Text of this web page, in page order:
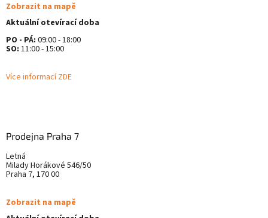
Zobrazit na mapě
Aktuální otevírací doba
PO - PÁ: 09:00 - 18:00
SO: 11:00 - 15:00
Více informací ZDE
Prodejna Praha 7
Letná
Milady Horákové 546/50
Praha 7, 170 00
Zobrazit na mapě